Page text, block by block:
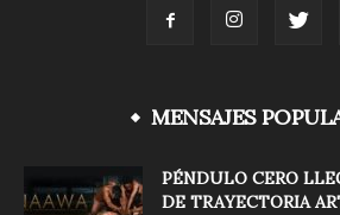
MENSAJES
PÉNDULO CERO
DE TRAYECTORIA